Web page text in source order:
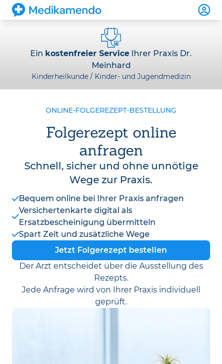
Ein kostenfreier Service Ihrer Praxis Dr.
Meinhard
Kinderheilkunde / Kinder- und Jugendmedizin
ONLINE-FOLGEREZEPT-BESTELLUNG
Folgerezept online
anfragen
Schnell, sicher und ohne unnötige
Wege zur Praxis.
Bequem online bei Ihrer Praxis anfragen
Versichertenkarte digital als
Ersatzbescheinigung übermitteln
Spart Zeit und zusätzliche Wege
Jetzt Folgerezept bestellen
Der Arzt entscheidet über die Ausstellung des
Rezepts.
Jede Anfrage wird von Ihrer Praxis individuell
geprüft.